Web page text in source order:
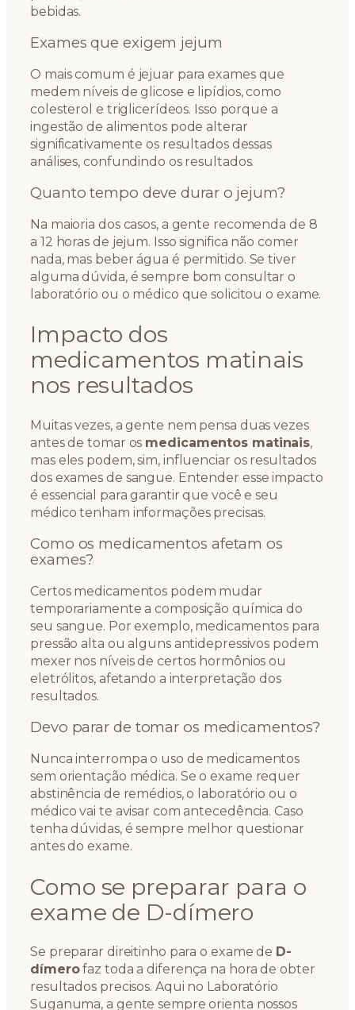
bebidas.
Exames que exigem jejum
O mais comum é jejuar para exames que
medem níveis de glicose e lipídios, como
colesterol e triglicerídeos. Isso porque a
ingestão de alimentos pode alterar
significativamente os resultados dessas
análises, confundindo os resultados.
Quanto tempo deve durar o jejum?
Na maioria dos casos, a gente recomenda de 8
a 12 horas de jejum. Isso significa não comer
nada, mas beber água é permitido. Se tiver
alguma dúvida, é sempre bom consultar o
laboratório ou o médico que solicitou o exame.
Impacto dos
medicamentos matinais
nos resultados
Muitas vezes, a gente nem pensa duas vezes
antes de tomar os medicamentos matinais,
mas eles podem, sim, influenciar os resultados
dos exames de sangue. Entender esse impacto
é essencial para garantir que você e seu
médico tenham informações precisas.
Como os medicamentos afetam os
exames?
Certos medicamentos podem mudar
temporariamente a composição química do
seu sangue. Por exemplo, medicamentos para
pressão alta ou alguns antidepressivos podem
mexer nos níveis de certos hormônios ou
eletrólitos, afetando a interpretação dos
resultados.
Devo parar de tomar os medicamentos?
Nunca interrompa o uso de medicamentos
sem orientação médica. Se o exame requer
abstinência de remédios, o laboratório ou o
médico vai te avisar com antecedência. Caso
tenha dúvidas, é sempre melhor questionar
antes do exame.
Como se preparar para o
exame de D-dímero
Se preparar direitinho para o exame de D-
dímerofaz toda a diferença na hora de obter
resultados precisos. Aqui no Laboratório
Suganuma, a gente sempre orienta nossos